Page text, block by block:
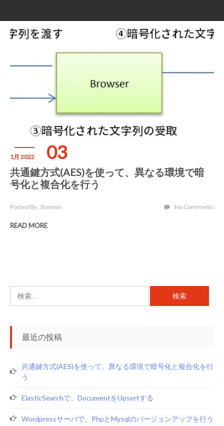
1月 2022 03
共通鍵方式(AES)を使って、異なる環境で暗
号化と複合化を行う
Posted By : Boomin No Comments
READ MORE
最近の投稿
共通鍵方式(AES)を使って、異なる環境で暗号化と複合化を行
う
ElasticSearchで、documentをupsertする
Wordpressサーバで、phpとmysqlのバージョンアップを行う